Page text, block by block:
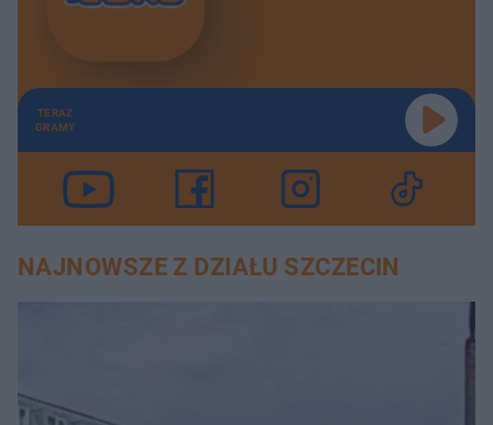
TERAZ
GRAMY
NAJNOWSZE Z DZIAŁU SZCZECIN